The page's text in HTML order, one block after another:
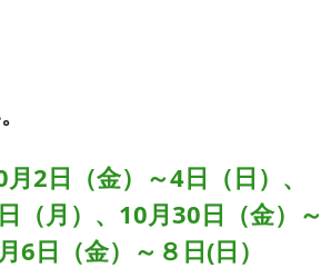
2日（金）～4日（日）、
（月）、10月30日（金）～
6日（金）～８日(日）